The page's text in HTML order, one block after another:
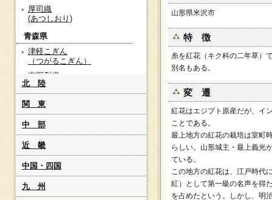
山形県米沢市
特 徴
糸を紅花（キク科の二年草）
別名もある。
変 遷
紅花はエジプト原産だが、イ
ことである。
最上地方の紅花の栽培は室町
らしい。山形城主・最上義光
ている。
この地方の紅花は、江戸時代
紅）として第一級の名声を得
を占めたという。しかし、明
厚司織
(あつしおり)
青森県
津軽こぎん
（つがるこぎん）
南部裂織
(なんぶさきおり)
秋田県
亀田ぜんまい織
(かめだぜんまいおり)
秋田八丈
(あきたはちじょう)
鹿角茜染[紫根染]
（かづのあかねぞめ）
紫根染[鹿角茜染]
北 陸
関 東
中 部
近 畿
中国・四国
九 州